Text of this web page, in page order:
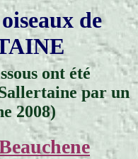
de
ont été
par un
2008)